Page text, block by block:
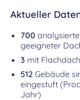
Aktueller
700
geeigneter
3 mit
512 Gebäude
eingestuft
Jahr)